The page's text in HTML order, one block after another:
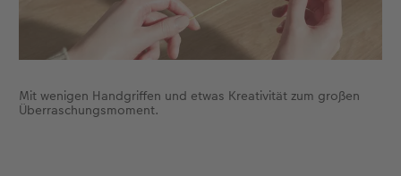
Mit wenigen Handgriffen und etwas Kreativität zum großen
Überraschungsmoment.